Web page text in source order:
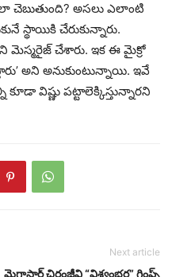
చెబుతుంది? అసలు ఎలాంటి
స్థాయికి చేరుకున్నారు.
మెస్మరైజ్ చేశారు. ఇక ఈ మైక్రో
అని అనుకుంటున్నాయి. ఇవే
విష్ణు పట్టాలెక్కిస్తున్నారని
Next article
మెగాస్టార్ చిరంజీవి “విశ్వంభర” గ్లింప్స్‌